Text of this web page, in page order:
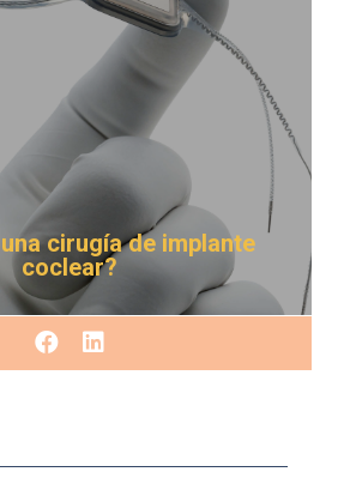
cirugía de implante
coclear?